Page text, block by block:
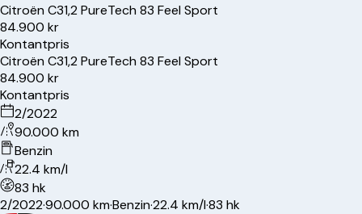
CitroënC31,2 PureTech 83 Feel Sport
84.900 kr
Kontantpris
CitroënC31,2 PureTech 83 Feel Sport
84.900 kr
Kontantpris
2/2022
90.000 km
Benzin
22.4 km/l
83 hk
2/2022·90.000 km·Benzin·22.4 km/l·83 hk